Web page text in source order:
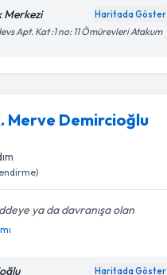
Merkezi Haritada Göster
Apt. Kat :1 no: 11 Ömürevleri Atakum
Merve Demircioğlu
ya da davranışa olan
Haritada Göster